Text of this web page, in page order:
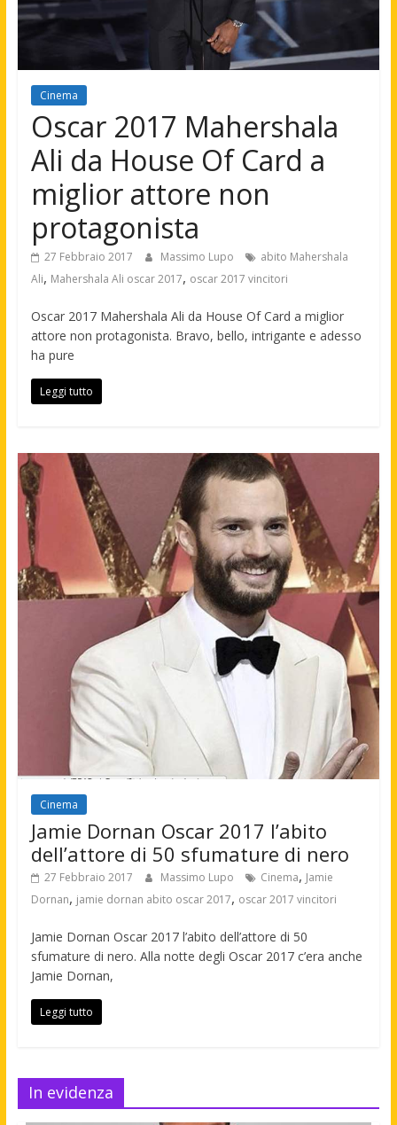
Cinema
Oscar 2017 Mahershala
Ali da House Of Card a
miglior attore non
protagonista
27 Febbraio 2017 Massimo Lupo
abito Mahershala
Ali, Mahershala Ali oscar 2017, oscar 2017 vincitori
Oscar 2017 Mahershala Ali da House Of Card a miglior
attore non protagonista. Bravo, bello, intrigante e adesso
ha pure
Leggi tutto
Cinema
Jamie Dornan Oscar 2017 l’abito
dell’attore di 50 sfumature di nero
27 Febbraio 2017 Massimo Lupo Cinema, Jamie
Dornan, jamie dornan abito oscar 2017, oscar 2017 vincitori
Jamie Dornan Oscar 2017 l’abito dell’attore di 50
sfumature di nero. Alla notte degli Oscar 2017 c’era anche
Jamie Dornan,
Leggi tutto
In evidenza